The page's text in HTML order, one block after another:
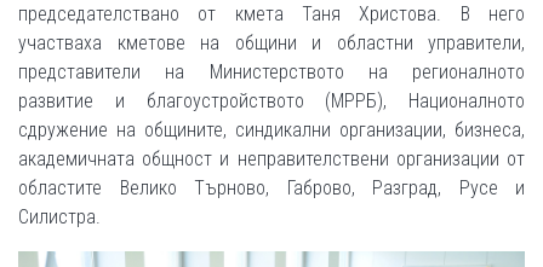
председателствано от кмета Таня Христова. В него
участваха кметове на общини и областни управители,
представители на Министерството на регионалното
развитие и благоустройството (МРРБ), Националното
сдружение на общините, синдикални организации, бизнеса,
академичната общност и неправителствени организации от
областите Велико Търново, Габрово, Разград, Русе и
Силистра.